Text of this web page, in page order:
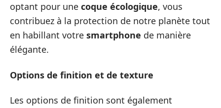
optant pour une coque écologique, vous
contribuez à la protection de notre planète tout
en habillant votre smartphone de manière
élégante.
Options de finition et de texture
Les options de finition sont également